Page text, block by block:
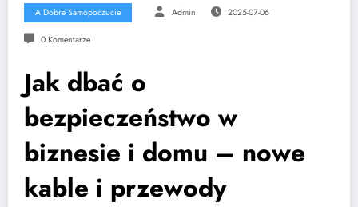
A Dobre Samopoczucie Admin 2025-07-06
0 Komentarze
Jak dbać o
bezpieczeństwo w
biznesie i domu – nowe
kable i przewody